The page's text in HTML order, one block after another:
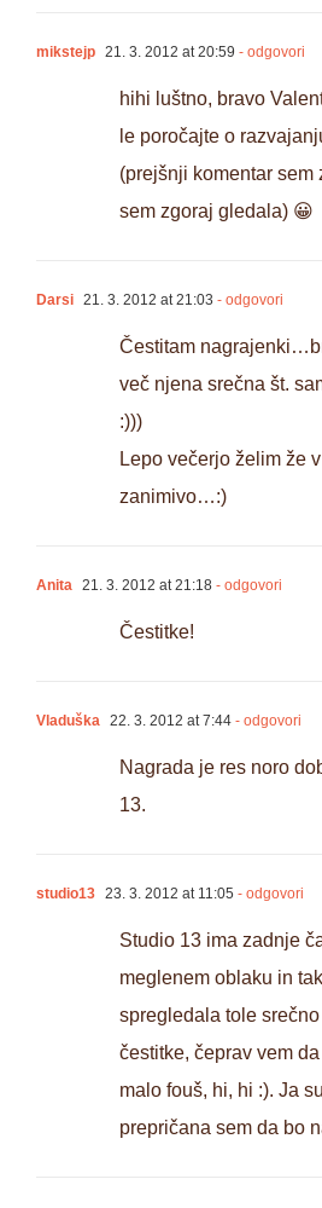
mikstejp 21. 3. 2012 at 20:59 - odgovori
hihi luštno, bravo
le poročajte o
(prejšnji komentar sem
sem zgoraj gledala) 😀
Darsi 21. 3. 2012 at 21:03 - odgovori
Čestitam
več njena srečna št.
:)))
Lepo večerjo želim že
zanimivo…:)
Anita 21. 3. 2012 at 21:18 - odgovori
Čestitke!
Vladuška 22. 3. 2012 at 7:44 - odgovori
Nagrada je res noro
13.
studio13 23. 3. 2012 at 11:05 - odgovori
Studio 13 ima zadnje
meglenem oblaku in
spregledala tole
čestitke, čeprav vem
malo fouš, hi, hi :). Ja
prepričana sem da bo